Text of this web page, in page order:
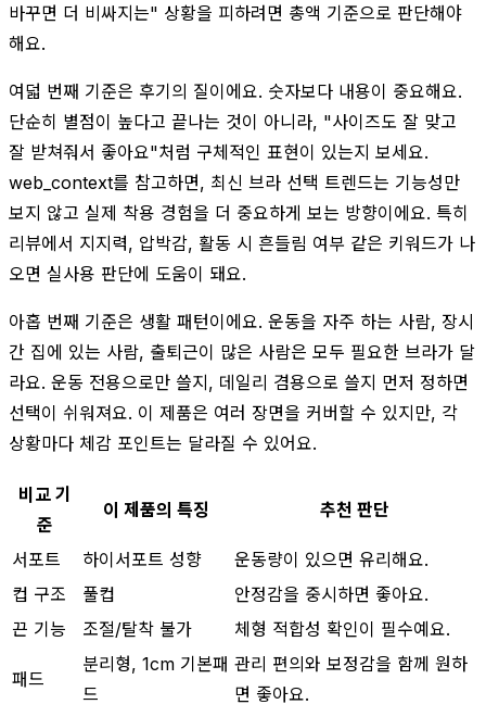
바꾸면 더 비싸지는" 상황을 피하려면 총액 기준으로 판단해야
해요.
여덟 번째 기준은 후기의 질이에요. 숫자보다 내용이 중요해요.
단순히 별점이 높다고 끝나는 것이 아니라, "사이즈도 잘 맞고
잘 받쳐줘서 좋아요"처럼 구체적인 표현이 있는지 보세요.
web_context를 참고하면, 최신 브라 선택 트렌드는 기능성만
보지 않고 실제 착용 경험을 더 중요하게 보는 방향이에요. 특히
리뷰에서 지지력, 압박감, 활동 시 흔들림 여부 같은 키워드가 나
오면 실사용 판단에 도움이 돼요.
아홉 번째 기준은 생활 패턴이에요. 운동을 자주 하는 사람, 장시
간 집에 있는 사람, 출퇴근이 많은 사람은 모두 필요한 브라가 달
라요. 운동 전용으로만 쓸지, 데일리 겸용으로 쓸지 먼저 정하면
선택이 쉬워져요. 이 제품은 여러 장면을 커버할 수 있지만, 각
상황마다 체감 포인트는 달라질 수 있어요.
비교 기
준
이 제품의 특징 추천 판단
서포트 하이서포트 성향
운동량이 있으면 유리해요.
컵 구조
풀컵
안정감을 중시하면 좋아요.
끈 기능
조절/탈착 불가 체형 적합성 확인이 필수예요.
패드
분리형, 1cm 기본패
드
관리 편의와 보정감을 함께 원하
면 좋아요.